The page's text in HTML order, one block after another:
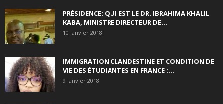
PRÉSIDENCE: QUI EST LE DR. IBRAHIMA KHALIL
KABA, MINISTRE DIRECTEUR DE...
10 janvier 2018
IMMIGRATION CLANDESTINE ET CONDITION DE
VIE DES ÉTUDIANTES EN FRANCE :...
9 janvier 2018